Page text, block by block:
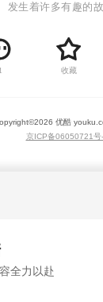
发生着许多有趣的
1 收藏
2026 优酷
京ICP备06050721号
全力以赴